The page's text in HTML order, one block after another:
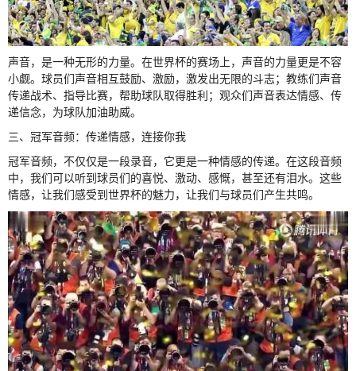
声音，是一种无形的力量。在世界杯的赛场上，声音的力量更是不容
小觑。球员们声音相互鼓励、激励，激发出无限的斗志；教练们声音
传递战术、指导比赛，帮助球队取得胜利；观众们声音表达情感、传
递信念，为球队加油助威。
三、冠军音频：传递情感，连接你我
冠军音频，不仅仅是一段录音，它更是一种情感的传递。在这段音频
中，我们可以听到球员们的喜悦、激动、感慨，甚至还有泪水。这些
情感，让我们感受到世界杯的魅力，让我们与球员们产生共鸣。